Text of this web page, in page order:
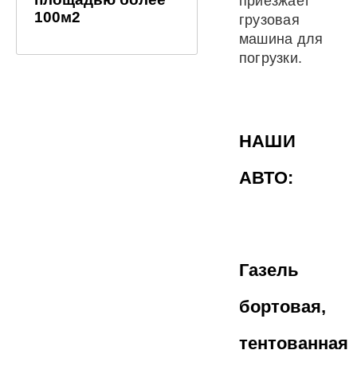
100м2
грузовая
машина для
погрузки.
НАШИ
АВТО:
Газель
бортовая,
тентованная